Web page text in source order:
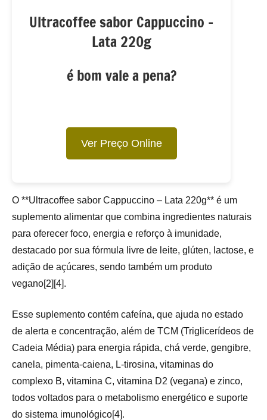
Ultracoffee sabor Cappuccino –
Lata 220g
é bom vale a pena?
Ver Preço Online
O **Ultracoffee sabor Cappuccino – Lata 220g** é um
suplemento alimentar que combina ingredientes naturais
para oferecer foco, energia e reforço à imunidade,
destacado por sua fórmula livre de leite, glúten, lactose, e
adição de açúcares, sendo também um produto
vegano[2][4].
Esse suplemento contém cafeína, que ajuda no estado
de alerta e concentração, além de TCM (Triglicerídeos de
Cadeia Média) para energia rápida, chá verde, gengibre,
canela, pimenta-caiena, L-tirosina, vitaminas do
complexo B, vitamina C, vitamina D2 (vegana) e zinco,
todos voltados para o metabolismo energético e suporte
do sistema imunológico[4].